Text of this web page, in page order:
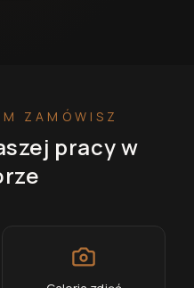
ZAMÓWISZ
pracyw